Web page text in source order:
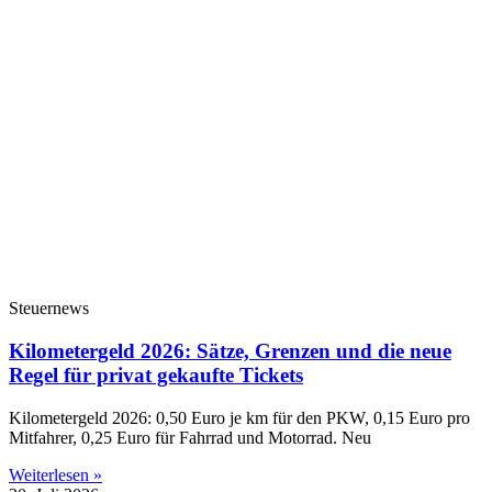
Steuernews
Kilometergeld 2026: Sätze, Grenzen und die neue
Regel für privat gekaufte Tickets
Kilometergeld 2026: 0,50 Euro je km für den PKW, 0,15 Euro pro
Mitfahrer, 0,25 Euro für Fahrrad und Motorrad. Neu
Weiterlesen »